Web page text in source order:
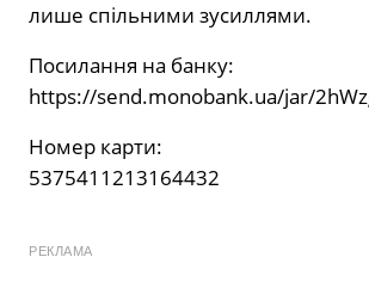
лише спільними зусиллями.
Посилання на банку:
https://send.monobank.ua/jar/
Номер карти:
5375411213164432
РЕКЛАМА